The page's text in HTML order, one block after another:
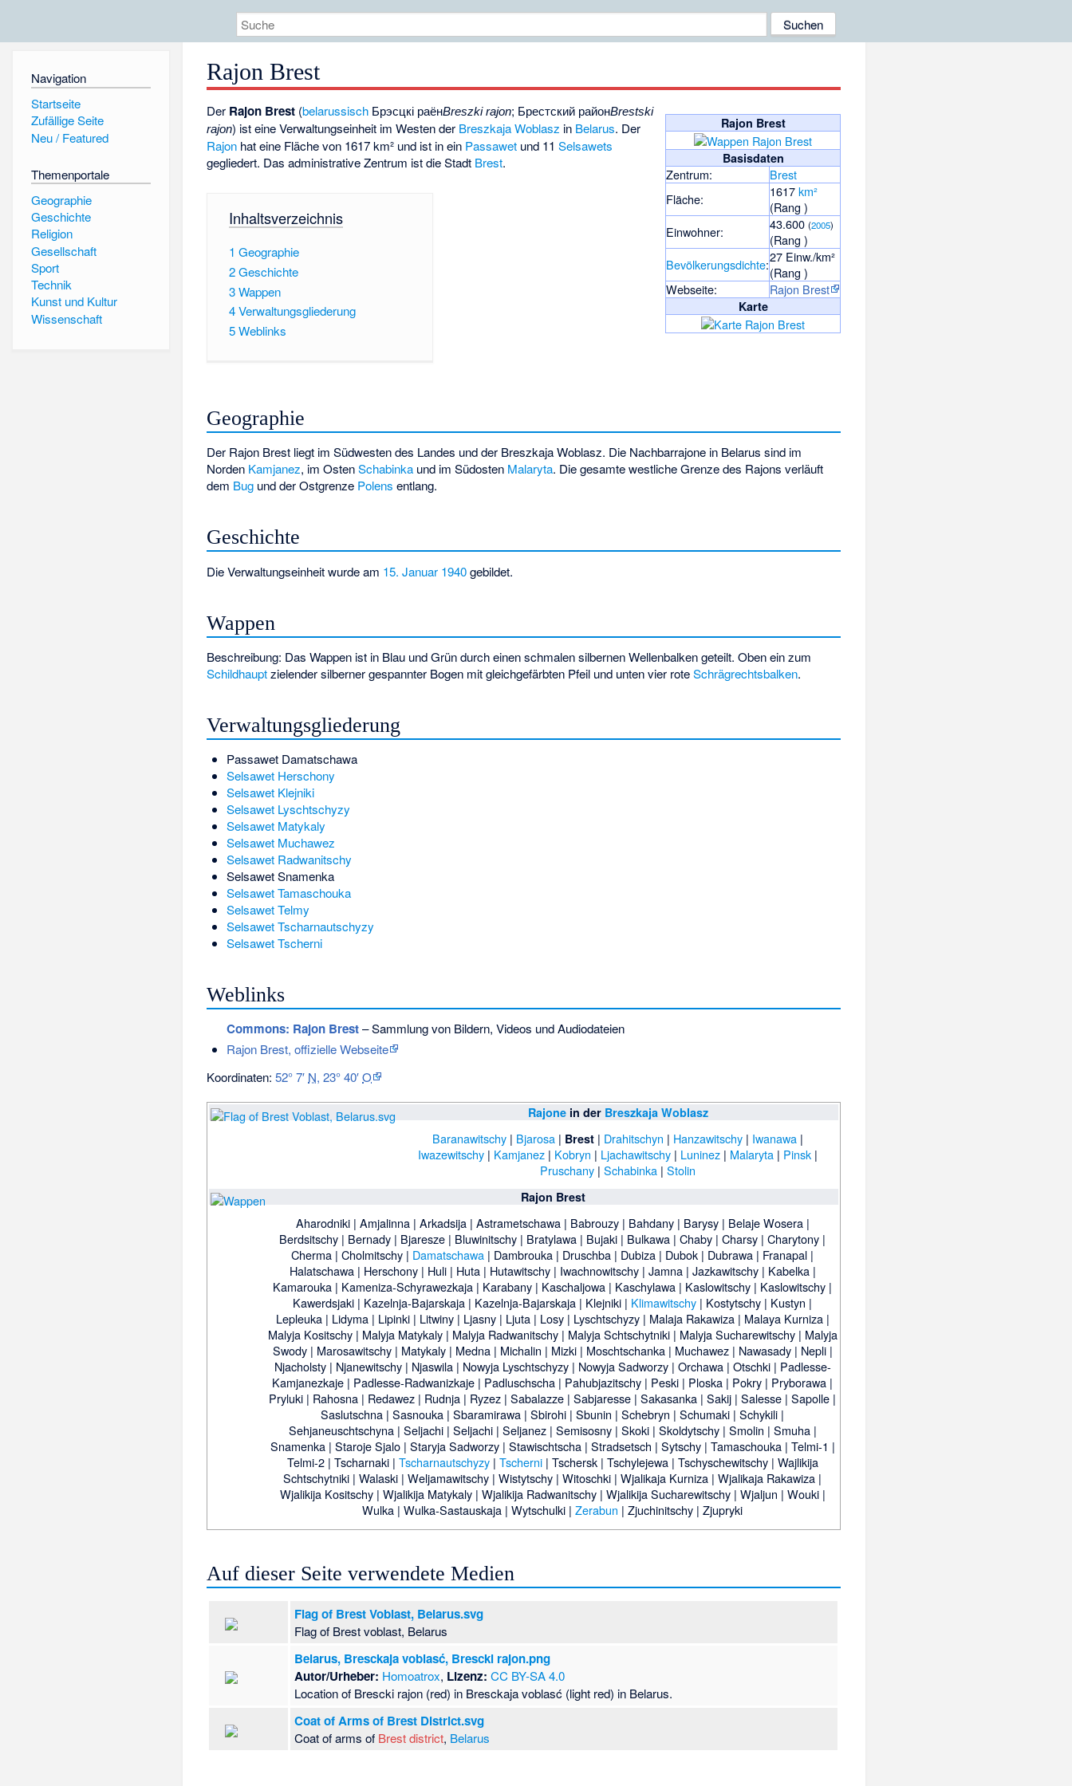
Navigation
Startseite
Zufällige Seite
Neu / Featured
Themenportale
Geographie
Geschichte
Religion
Gesellschaft
Sport
Technik
Kunst und Kultur
Wissenschaft
Rajon Brest
Rajon Brest
Basisdaten
Zentrum:
Brest
Fläche:
1617km²
(Rang )
Einwohner:
43.600(2005)
(Rang )
Bevölkerungsdichte:27 Einw./km²
(Rang )
Webseite:
Rajon Brest
Karte
Der Rajon Brest (belarussisch Брэсцкі раёнBreszki rajon; Брестский районBrestski
rajon) ist eine Verwaltungseinheit im Westen der Breszkaja Woblasz in Belarus. Der
Rajon hat eine Fläche von 1617 km² und ist in ein Passawet und 11Selsawets
gegliedert. Das administrative Zentrum ist die Stadt Brest.
Inhaltsverzeichnis
1 Geographie
2Geschichte
3Wappen
4Verwaltungsgliederung
5Weblinks
Geographie
Der Rajon Brest liegt im Südwesten des Landes und der Breszkaja Woblasz. Die Nachbarrajone in Belarus sind im
Norden Kamjanez, im OstenSchabinka und im Südosten Malaryta. Die gesamte westliche Grenze des Rajons verläuft
dem Bug und der Ostgrenze Polens entlang.
Geschichte
Die Verwaltungseinheit wurde am 15. Januar 1940gebildet.
Wappen
Beschreibung: Das Wappen ist in Blau und Grün durch einen schmalen silbernen Wellenbalken geteilt. Oben ein zum
Schildhauptzielender silberner gespannter Bogen mit gleichgefärbten Pfeil und unten vier roteSchrägrechtsbalken.
Verwaltungsgliederung
Passawet Damatschawa
Selsawet Herschony
Selsawet Klejniki
Selsawet Lyschtschyzy
Selsawet Matykaly
Selsawet Muchawez
Selsawet Radwanitschy
Selsawet Snamenka
Selsawet Tamaschouka
Selsawet Telmy
Selsawet Tscharnautschyzy
Selsawet Tscherni
Weblinks
Commons: Rajon Brest– Sammlung von Bildern, Videos und Audiodateien
Rajon Brest, offizielle Webseite
Koordinaten:52° 7′ N,23° 40′O
Rajonein der Breszkaja Woblasz
Baranawitschy| Bjarosa| Brest| Drahitschyn | Hanzawitschy| Iwanawa|
Iwazewitschy| Kamjanez| Kobryn | Ljachawitschy| Luninez| Malaryta| Pinsk|
Pruschany| Schabinka| Stolin
Rajon Brest
Aharodniki| Amjalinna| Arkadsija| Astrametschawa| Babrouzy| Bahdany| Barysy| Belaje Wosera|
Berdsitschy | Bernady | Bjaresze | Bluwinitschy | Bratylawa | Bujaki | Bulkawa |Chaby |Charsy |Charytony |
Cherma |Cholmitschy | Damatschawa | Dambrouka | Druschba | Dubiza | Dubok | Dubrawa | Franapal |
Halatschawa| Herschony| Huli| Huta| Hutawitschy| Iwachnowitschy| Jamna| Jazkawitschy| Kabelka|
Kamarouka | Kameniza-Schyrawezkaja | Karabany | Kaschaljowa | Kaschylawa | Kaslowitschy | Kaslowitschy |
Kawerdsjaki | Kazelnja-Bajarskaja | Kazelnja-Bajarskaja | Klejniki | Klimawitschy | Kostytschy | Kustyn |
Lepleuka| Lidyma| Lipinki| Litwiny| Ljasny| Ljuta| Losy| Lyschtschyzy| Malaja Rakawiza| Malaya Kurniza|
Malyja Kositschy| Malyja Matykaly| Malyja Radwanitschy| Malyja Schtschytniki| Malyja Sucharewitschy| Malyja
Swody| Marosawitschy| Matykaly| Medna| Michalin | Mizki| Moschtschanka| Muchawez| Nawasady| Nepli|
Njacholsty| Njanewitschy| Njaswila| Nowyja Lyschtschyzy| Nowyja Sadworzy| Orchawa| Otschki| Padlesse-
Kamjanezkaje | Padlesse-Radwanizkaje | Padluschscha | Pahubjazitschy | Peski | Ploska | Pokry | Pryborawa |
Pryluki | Rahosna | Redawez | Rudnja | Ryzez |Sabalazze |Sabjaresse |Sakasanka |Sakij |Salesse |Sapolle |
Saslutschna |Sasnouka |Sbaramirawa |Sbirohi |Sbunin |Schebryn |Schumaki |Schykili |
Sehjaneuschtschyna| Seljachi| Seljachi| Seljanez| Semisosny| Skoki| Skoldytschy| Smolin | Smuha|
Snamenka| Staroje Sjalo| Staryja Sadworzy| Stawischtscha| Stradsetsch | Sytschy| Tamaschouka| Telmi-1 |
Telmi-2| Tscharnaki| Tscharnautschyzy| Tscherni| Tschersk| Tschylejewa| Tschyschewitschy| Wajlikija
Schtschytniki |Walaski |Weljamawitschy |Wistytschy |Witoschki |Wjalikaja Kurniza |Wjalikaja Rakawiza |
Wjalikija Kositschy| Wjalikija Matykaly| Wjalikija Radwanitschy| Wjalikija Sucharewitschy| Wjaljun | Wouki|
Wulka |Wulka-Sastauskaja |Wytschulki |Zerabun |Zjuchinitschy |Zjupryki
Auf dieser Seite verwendete Medien
Flag of Brest Voblast, Belarus.svg
Flag of Brest voblast, Belarus
Belarus, Bresckaja voblasć, Brescki rajon.png
Autor/Urheber: Homoatrox, Lizenz: CC BY-SA 4.0
Location of Brescki rajon (red) in Bresckaja voblasć (light red) in Belarus.
Coat of Arms of Brest District.svg
Coat of arms of Brest district, Belarus